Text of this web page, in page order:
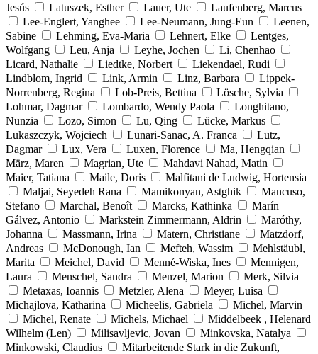
Jesús
Latuszek, Esther Lauer, Ute
Laufenberg, Marcus
Lee-Englert, Yanghee
Lee-Neumann, Jung-Eun
Leenen,
Sabine
Lehming, Eva-Maria Lehnert, Elke
Lentges,
Wolfgang
Leu, Anja Leyhe, Jochen
Li, Chenhao
Licard, Nathalie
Liedtke, Norbert
Liekendael, Rudi
Lindblom, Ingrid
Link, Armin Linz, Barbara
Lippek-
Norrenberg, Regina
Lob-Preis, Bettina
Lösche, Sylvia
Lohmar, Dagmar
Lombardo, Wendy Paola
Longhitano,
Nunzia
Lozo, Simon Lu, Qing
Lücke, Markus
Lukaszczyk, Wojciech
Lunari-Sanac, A. Franca
Lutz,
Dagmar
Lux, Vera Luxen, Florence
Ma, Hengqian
März, Maren
Magrian, Ute
Mahdavi Nahad, Matin
Maier, Tatiana
Maile, Doris
Malfitani de Ludwig, Hortensia
Maljai, Seyedeh Rana
Mamikonyan, Astghik
Mancuso,
Stefano
Marchal, Benoît Marcks, Kathinka
Marín
Gálvez, Antonio
Markstein Zimmermann, Aldrin
Maróthy,
Johanna
Massmann, Irina Matern, Christiane
Matzdorf,
Andreas
McDonough, Ian Mefteh, Wassim
Mehlstäubl,
Marita
Meichel, David Menné-Wiska, Ines
Mennigen,
Laura
Menschel, Sandra Menzel, Marion
Merk, Silvia
Metaxas, Ioannis
Metzler, Alena
Meyer, Luisa
Michajlova, Katharina
Micheelis, Gabriela
Michel, Marvin
Michel, Renate
Michels, Michael
Middelbeek , Helenard
Wilhelm (Len)
Milisavljevic, Jovan
Minkovska, Natalya
Minkowski, Claudius
Mitarbeitende Stark in die Zukunft,